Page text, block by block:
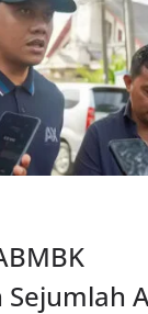
Sejumlah